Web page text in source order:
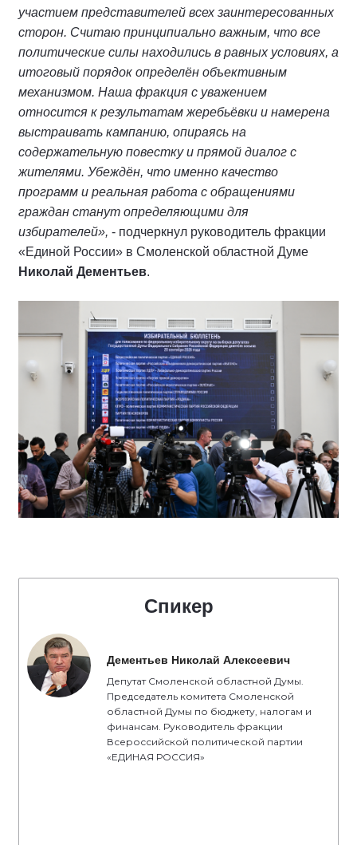
участием представителей всех заинтересованных
сторон. Считаю принципиально важным, что все
политические силы находились в равных условиях, а
итоговый порядок определён объективным
механизмом. Наша фракция с уважением
относится к результатам жеребьёвки и намерена
выстраивать кампанию, опираясь на
содержательную повестку и прямой диалог с
жителями. Убеждён, что именно качество
программ и реальная работа с обращениями
граждан станут определяющими для
избирателей», - подчеркнул руководитель фракции
«Единой России» в Смоленской областной Думе
Николай Дементьев.
Спикер
Дементьев Николай Алексеевич
Депутат Смоленской областной Думы.
Председатель комитета Смоленской
областной Думы по бюджету, налогам и
финансам. Руководитель фракции
Всероссийской политической партии
«ЕДИНАЯ РОССИЯ»